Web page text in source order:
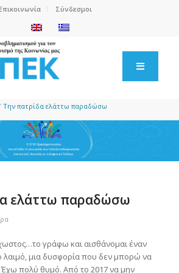
Σύνδεσμοι
Την πατρίδα ελάττω παραδώσω
ελάττω παραδώσω
γράφω και αισθάνομαι έναν
λαιμό, μια δυσφορία που δεν μπορώ να
Έχω πολύ θυμό. Από το 2017 να μην